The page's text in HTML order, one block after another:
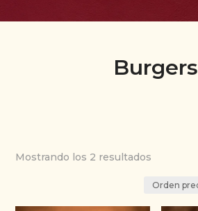
Burgers
Mostrando los 2 resultados